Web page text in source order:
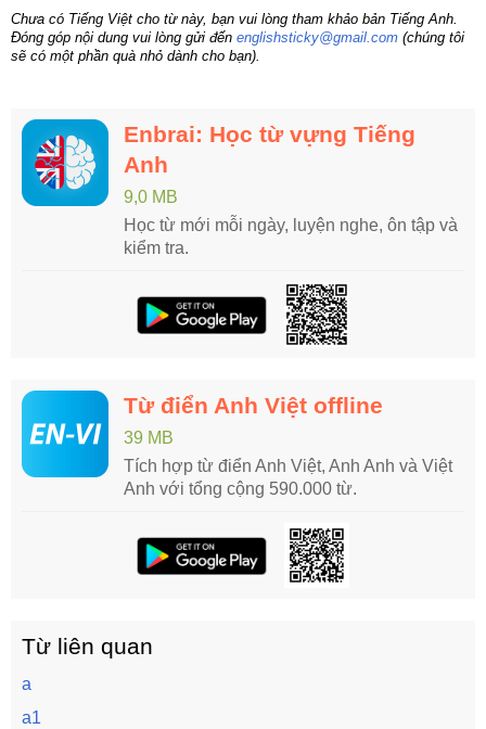
Chưa có Tiếng Việt cho từ này, bạn vui lòng tham khảo bản Tiếng Anh.
Đóng góp nội dung vui lòng gửi đến englishsticky@gmail.com (chúng tôi
sẽ có một phần quà nhỏ dành cho bạn).
Enbrai: Học từ vựng Tiếng
Anh
9,0 MB
Học từ mới mỗi ngày, luyện nghe, ôn tập và
kiểm tra.
Từ điển Anh Việt offline
39 MB
Tích hợp từ điển Anh Việt, Anh Anh và Việt
Anh với tổng cộng 590.000 từ.
Từ liên quan
a
a1